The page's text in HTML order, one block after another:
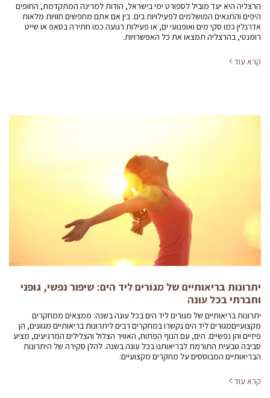
הרצליה היא יעד מוביל לספורט ימי בישראל, הודות למרינה המתקדמת, החופים
היפים והתנאים המושלמים לפעילויות בים. בין אם אתם מחפשים חוויות מלאות
אדרנלין כמו סקי מים ואופנועי ים, או פעילות רגועה כמו חתירה בסאפ או שייט
רומנטי, בהרצליה תמצאו את כל האפשרויות.
קרא עוד
יתרונות בריאותיים של מגורים ליד הים: שיפור נפשי, גופני
וחברתי בכל עונה
יתרונות בריאותיים של מגורים ליד הים בכל עונה בשנה: ממצאים ממחקרים
מקצועייםמגורים ליד הים נקשרו במחקרים רבים ליתרונות בריאותיים מגוונים, הן
פיזיים והן נפשיים. הים, עם הנוף הפתוח, האוויר הצלול והצלילים המרגיעים, מציע
סביבה טבעית התורמת לבריאותנו בכל עונה בשנה. להלן סקירה של היתרונות
הבריאותיים המבוססים על מחקרים מקצועיים:
קרא עוד